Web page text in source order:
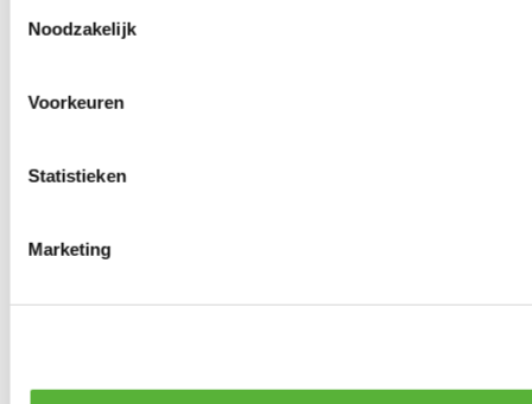
Noodzakelijk
Voorkeuren
Statistieken
Marketing
0producten beschikbaar
0producten beschikbaar